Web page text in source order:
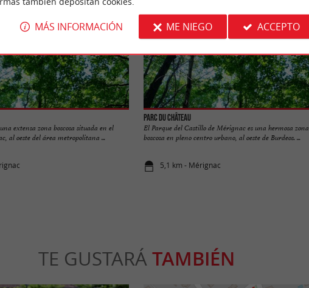
extensa zona boscosa situada en el
al oeste del área metropolitana ...
Parc du Château
El Parque del Castillo de Mérignac es una hermosa zona
boscosa en pleno centro urbano, al oeste de Burdeos. ...
5,1 km - Mérignac
TE GUSTARÁTAMBIÉN
MÁS INFORMACIÓN ME NIEGO ACCEPTO